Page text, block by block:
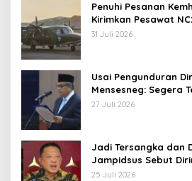
Penuhi Pesanan
Kirimkan Pesawat
AU
31 Juli 2026
Usai Pengunduran
Mensesneg: Segera
Pemberhentian
27 Juli 2026
Jadi Tersangka dan
Jampidsus Sebut
Kriminalisasi
25 Juli 2026